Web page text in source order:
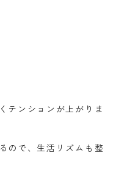
テンションが上がりま
ので、生活リズムも整